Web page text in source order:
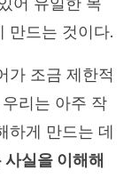
만드는 것이다.
가 조금 제한적
리는 아주 작
하게 만드는 데
실을 이해해